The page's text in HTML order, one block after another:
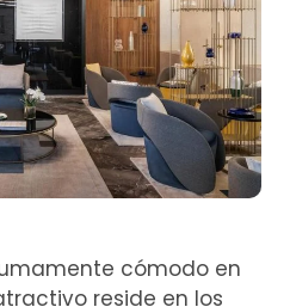
cómodo en
reside en los